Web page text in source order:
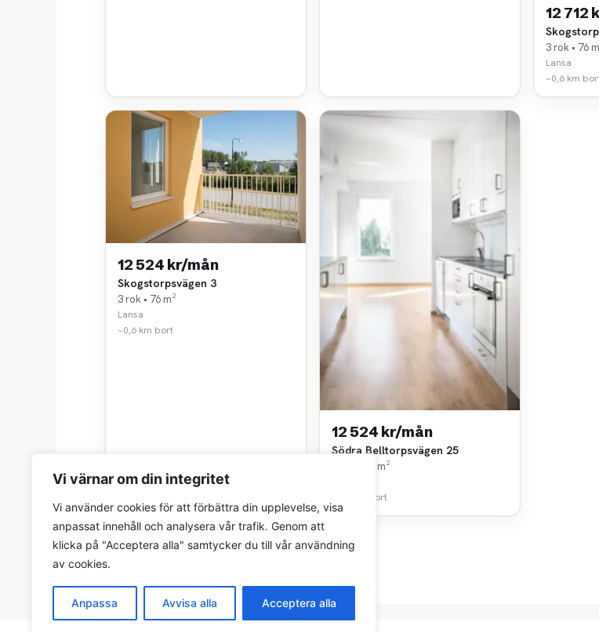
Vi värnar om din integritet
Vi använder cookies för att förbättra din upplevelse, visa
anpassat innehåll och analysera vår trafik. Genom att
klicka på "Acceptera alla" samtycker du till vår användning
av cookies.
Anpassa Avvisa alla Acceptera alla
12 712
3 rok • 76
Lansa
~0,6 km
12 524 kr/mån
Skogstorpsvägen 3
3 rok • 76 m²
Lansa
~0,6 km bort
12 524 kr/mån
Södra Belltorpsvägen 25
3 rok • 76 m²
~0,7 km bort